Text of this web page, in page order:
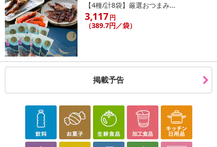
を負いません
上記注意点をよくご確認し、予めご了承ください
注意事項
【賞味・消費期限のある商品について】
商品到着時点でのお日持ち期間は、配送日数などにより異なります
【キャンセルについて】
※お申込み後のキャンセルはお受けできません。
記載されている内容を必ずご確認いただき、お届けする商品セット
にご納得いただきましたうえでお申し込みください。
【4種/計8袋】厳選おつまみ...
3,117円
（389.7円／袋）
掲載予告